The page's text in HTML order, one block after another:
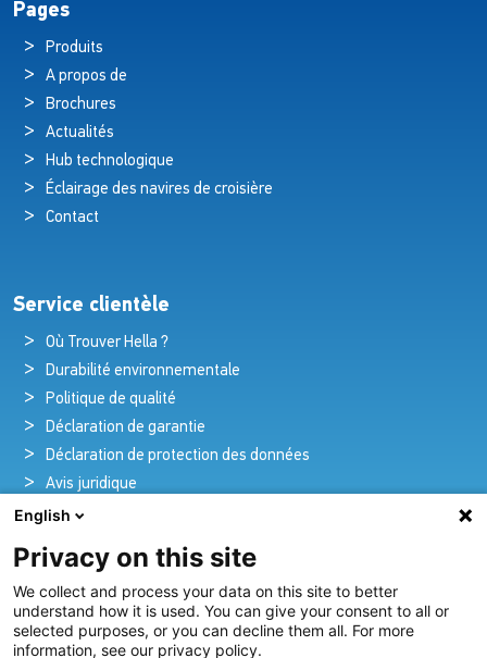
Pages
Produits
A propos de
Brochures
Actualités
Hub technologique
Éclairage des navires de croisière
Contact
Service clientèle
Où Trouver Hella ?
Durabilité environnementale
Politique de qualité
Déclaration de garantie
Déclaration de protection des données
Avis juridique
Pionniers de la brillance et de l'innovation
nautique
Depuis plus de 100 ans, nous créons et fournissons avec
English
Privacy on this site
We collect and process your data on this site to better
understand how it is used. You can give your consent to all or
selected purposes, or you can decline them all. For more
information, see our privacy policy.